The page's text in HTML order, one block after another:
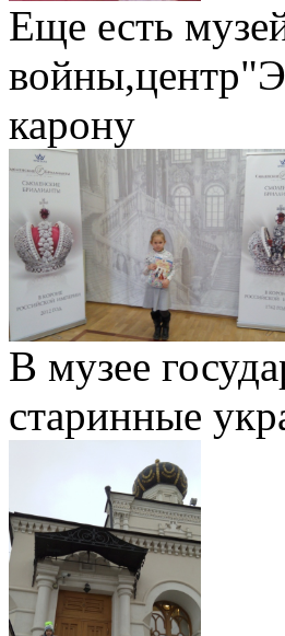
Еще есть
карону
В музее
старинные